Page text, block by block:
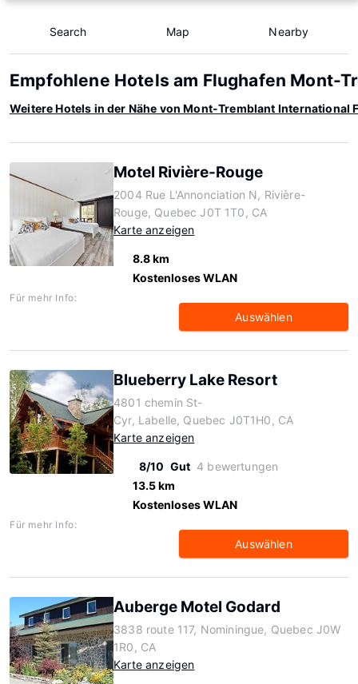
Search Map Nearby
Empfohlene Hotels am Flughafen Mont-
Weitere Hotels in der Nähe von Mont-Tremblant International
Motel Rivière-Rouge
2004 Rue L'Annonciation N, Rivière-
Rouge, Quebec J0T 1T0, CA
Karte anzeigen
8.8 km
Kostenloses WLAN
Für mehr Info:
Auswählen
Blueberry Lake Resort
4801 chemin St-
Cyr, Labelle, Quebec J0T1H0, CA
Karte anzeigen
8/10 Gut 4 bewertungen
13.5 km
Kostenloses WLAN
Für mehr Info:
Auswählen
Auberge Motel Godard
3838 route 117, Nominingue, Quebec J0W
1R0, CA
Karte anzeigen